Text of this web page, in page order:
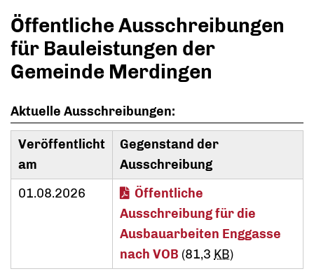
Öffentliche Ausschreibungen
für Bauleistungen der
Gemeinde Merdingen
Aktuelle Ausschreibungen:
Veröffentlicht
am
Gegenstand der
Ausschreibung
01.08.2026
Öffentliche
Ausschreibung für die
Ausbauarbeiten Enggasse
nach VOB (81,3 KB)